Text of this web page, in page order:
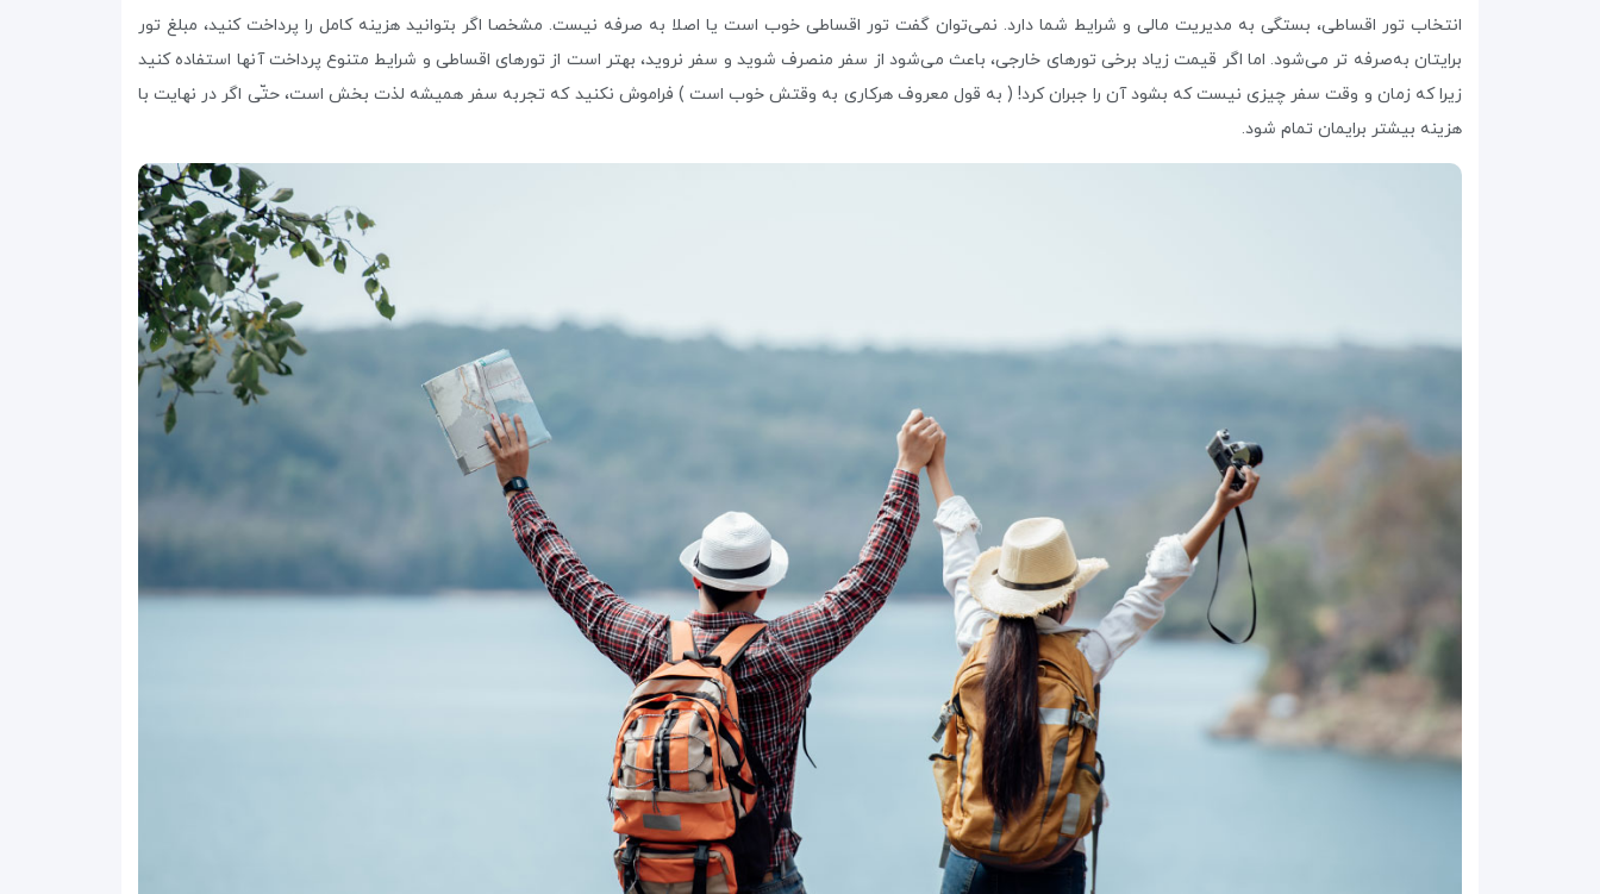
انتخاب تور اقساطی، بستگی به مدیریت مالی و شرایط شما دارد. نمی‌توان گفت تور اقساطی خوب است یا اصلا به صرفه نیست. مشخصا اگر بتوانید هزینه کامل را پرداخت کنید، مبلغ تور
برایتان به‌صرفه تر می‌شود. اما اگر قیمت زیاد برخی تورهای خارجی، باعث می‌شود از سفر منصرف شوید و سفر نروید، بهتر است از تورهای اقساطی و شرایط متنوع پرداخت آنها استفاده کنید
زیرا که زمان و وقت سفر چیزی نیست که بشود آن را جبران کرد! ( به قول معروف هرکاری به وقتش خوب است ) فراموش نکنید که تجربه سفر همیشه لذت بخش است، حتّی اگر در نهایت با
هزینه بیشتر برایمان تمام شود.